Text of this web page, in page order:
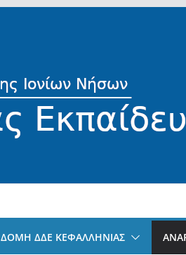
ΔΟΜΗ ΔΔΕ ΚΕΦΑΛΛΗΝΙΑΣ